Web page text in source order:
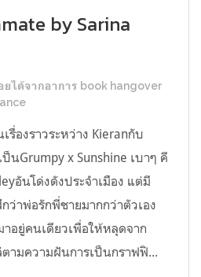
by Sarina
ยได้จากอาการ book hangover
รื่องราวระหว่าง Kieranกับ
นGrumpy x Sunshine เบาๆ คี
อันโด่งดังประจำเมือง แต่มี
ว่าพ่อรักพี่ชายมากกว่าตัวเอง
อยู่คนเดียวเพื่อให้หลุดจาก
ามความฝันการเป็นกราฟฟิ...